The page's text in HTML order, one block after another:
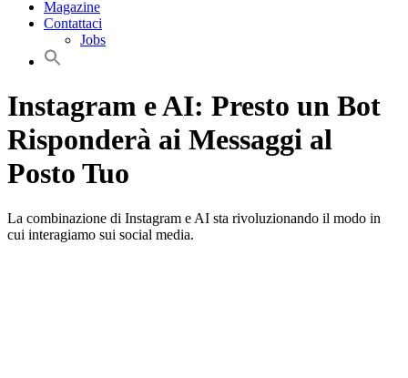
Magazine
Contattaci
Jobs
Instagram e AI: Presto un Bot
Risponderà ai Messaggi al
Posto Tuo
La combinazione di Instagram e AI sta rivoluzionando il modo in
cui interagiamo sui social media.